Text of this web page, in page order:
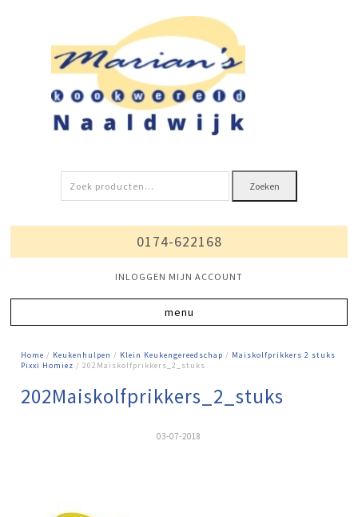
Zoeken
naar:
Zoeken
0174-622168
INLOGGEN MIJN ACCOUNT
Home / Keukenhulpen / Klein Keukengereedschap / Maiskolfprikkers 2 stuks
Pixxi Homiez / 202Maiskolfprikkers_2_stuks
202Maiskolfprikkers_2_stuks
03-07-2018